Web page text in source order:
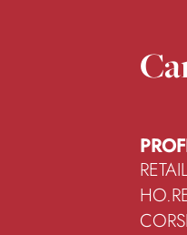
CORSI